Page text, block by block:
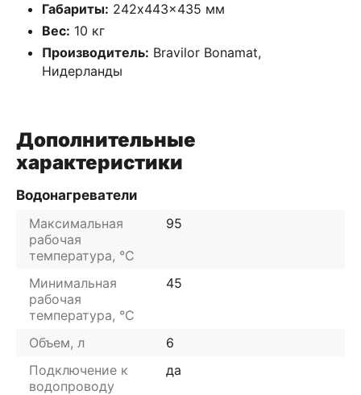
Габариты: 242x443x435 мм
Вес: 10 кг
Производитель: Bravilor Bonamat,
Нидерланды
Дополнительные
характеристики
Водонагреватели
Максимальная
рабочая
температура, °C
95
Минимальная
рабочая
температура, °C
45
Объем, л
6
Подключение к
водопроводу
да